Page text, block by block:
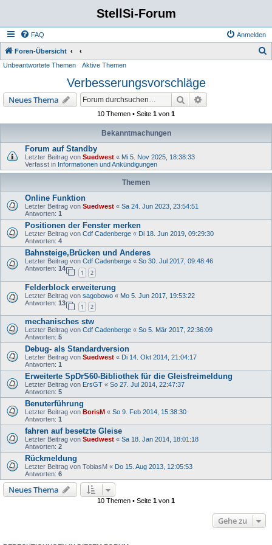
StellSi-Forum
FAQ Anmelden
Foren-Übersicht
Unbeantwortete Themen Aktive Themen
Verbesserungsvorschläge
Neues Thema Suche
10 Themen • Seite 1 von 1
Bekanntmachungen
Forum auf Standby
Letzter Beitrag von Suedwest « Mi 5. Nov 2025, 18:38:33
Verfasst in Informationen und Ankündigungen
Themen
Online Funktion
Letzter Beitrag von Suedwest « Sa 24. Jun 2023, 23:54:51
Antworten: 1
Positionen der Fenster merken
Letzter Beitrag von Cdf Cadenberge « Di 18. Jun 2019, 09:29:30
Antworten: 4
Bahnsteige,Brücken und Anderes
Letzter Beitrag von Cdf Cadenberge « So 30. Jul 2017, 09:48:46
Antworten: 14
1 2
Felderblock erweiterung
Letzter Beitrag von sagobowo « Mo 5. Jun 2017, 19:53:22
Antworten: 13
1 2
mechanisches stw
Letzter Beitrag von Cdf Cadenberge « So 5. Mär 2017, 22:36:09
Antworten: 5
Debug- als Standardversion
Letzter Beitrag von Suedwest « Di 14. Okt 2014, 21:04:17
Antworten: 1
Erweiterte SpDrS60-Bibliothek für die Gleisfreimeldung
Letzter Beitrag von ErsGT « So 27. Jul 2014, 22:47:37
Antworten: 5
Benuterführung
Letzter Beitrag von BorisM « So 9. Feb 2014, 15:38:30
Antworten: 1
fahren auf besetzte Gleise
Letzter Beitrag von Suedwest « Sa 18. Jan 2014, 18:01:18
Antworten: 2
Rückmeldung
Letzter Beitrag von TobiasM « Do 15. Aug 2013, 12:05:53
Antworten: 6
Neues Thema
10 Themen • Seite 1 von 1
Gehe zu